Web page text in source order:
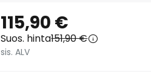
115,90 €
Suos. hinta151,90 €
sis. ALV